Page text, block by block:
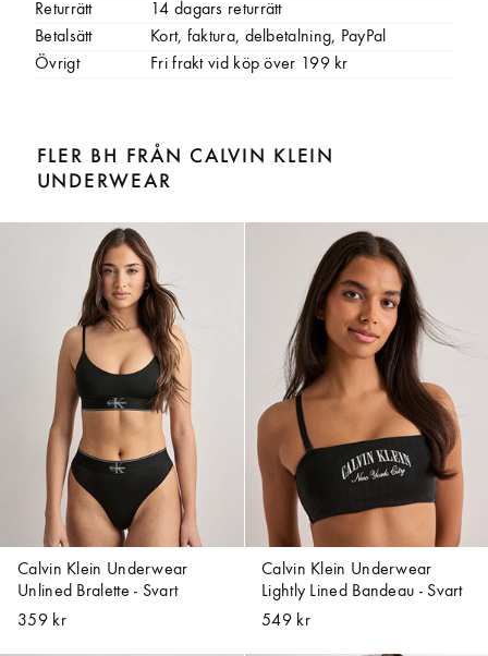
Returrätt
14 dagars returrätt
Betalsätt
Kort, faktura, delbetalning, PayPal
Övrigt
Fri frakt vid köp över 199 kr
FLER BH FRÅN CALVIN KLEIN
UNDERWEAR
Calvin Klein Underwear
Unlined Bralette - Svart
359 kr
Calvin Klein Underwear
Lightly Lined Bandeau - Svart
549 kr